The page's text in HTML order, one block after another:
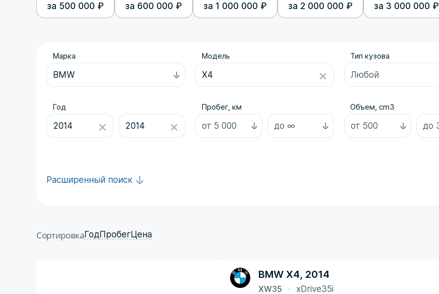
за 500 000 ₽ за 600 000 ₽ за 1 000 000 ₽ за 2 000 000 ₽ за 3 000 000 ₽
Марка Модель Тип кузова
Год Пробег, км Объем, cm3
Расширенный поиск
Сортировка ГодПробегЦена
BMW X4, 2014
XW35 xDrive35i